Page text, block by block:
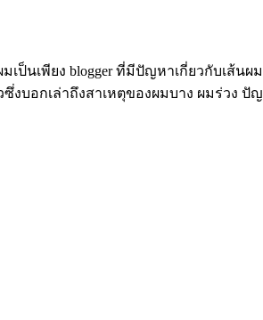
ป็นเพียง blogger ที่มีปัญหาเกี่ยวกับเส้นผ
อกเล่าถึงสาเหตุของผมบาง ผมร่วง ปั